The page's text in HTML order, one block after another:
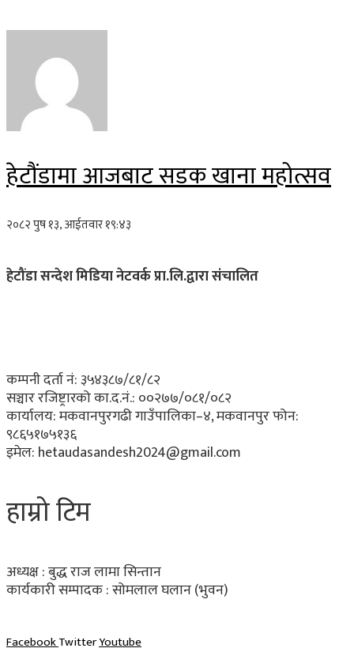
हेटौंडामा आजबाट सडक खाना महोत्सव
२०८२ पुष १३, आईतवार १९:४३
हेटौंडा सन्देश मिडिया नेटवर्क प्रा.लि.द्वारा संचालित
कम्पनी दर्ता नं: ३५४३८७/८१/८२
सञ्चार रजिष्ट्रारको का.द.नं.: ००२७७/०८१/०८२
कार्यालय:मकवानपुरगढी गाउँपालिका–४, मकवानपुरफोन:
९८६५१७५१३६
इमेल: hetaudasandesh2024@gmail.com
हाम्रो टिम
अध्यक्ष : बुद्ध राज लामा सिन्तान
कार्यकारी सम्पादक :सोमलाल घलान (भुवन)
FacebookTwitterYoutube